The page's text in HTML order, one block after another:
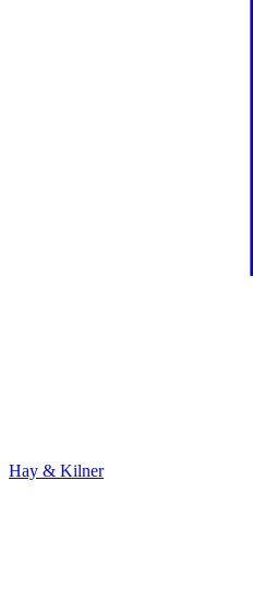
Hay & Kilner